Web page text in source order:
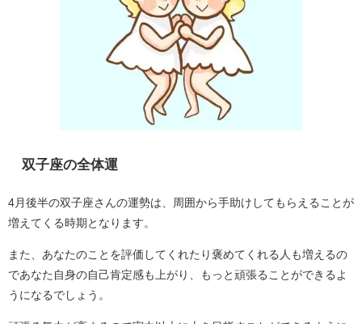
双子座の全体運
4月後半の双子座さんの運勢は、周囲から手助けしてもらえることが
増えてくる時期となります。
また、あなたのことを評価してくれたり褒めてくれる人も増えるの
であなた自身の自己肯定感も上がり、もっと頑張ることができるよ
うになるでしょう。